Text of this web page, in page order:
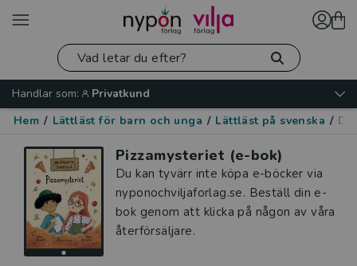
Handlar som:
Privatkund
Hem / Lättläst för barn och unga / Lättläst på svenska /
Pizzamysteriet (e-bok)
Du kan tyvärr inte köpa e-böcker via
nyponochviljaforlag.se. Beställ din e-
bok genom att klicka på någon av våra
återförsäljare.